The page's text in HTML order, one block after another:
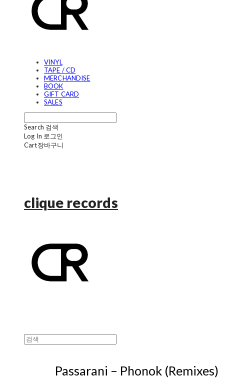
VINYL
TAPE / CD
MERCHANDISE
BOOK
GIFT CARD
SALES
Search 검색
Log In 로그인
Cart장바구니
clique records
Passarani ‎– Phonok (Remixes)